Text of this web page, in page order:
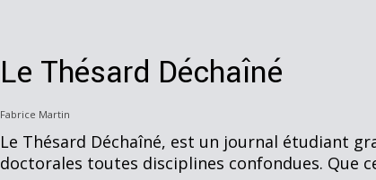
Le Thésard Déchaîné
Fabrice Martin
Le Thésard Déchaîné, est un journal étudiant
doctorales toutes disciplines confondues. Que